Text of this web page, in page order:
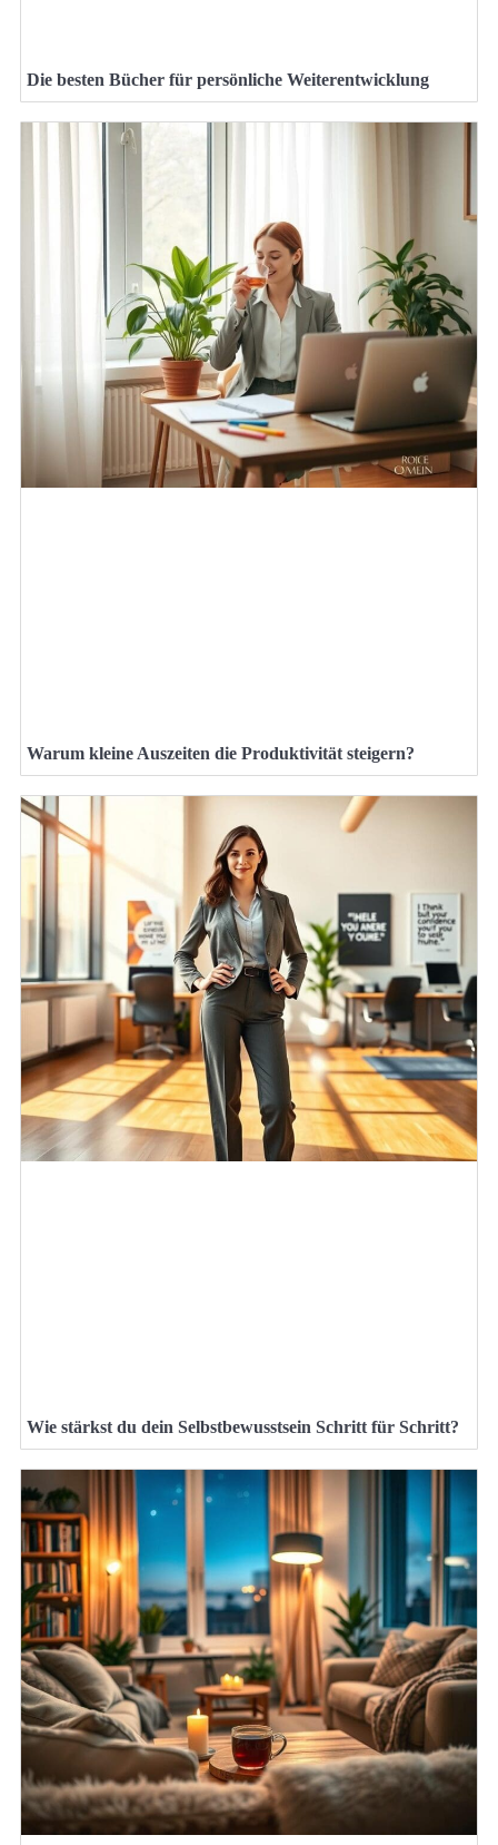
Die besten Bücher für persönliche Weiterentwicklung
Warum kleine Auszeiten die Produktivität steigern?
Wie stärkst du dein Selbstbewusstsein Schritt für Schritt?